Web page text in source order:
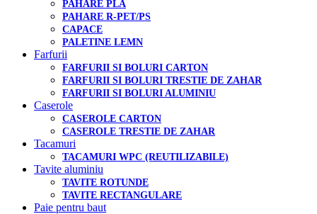
PAHARE PLA
PAHARE R-PET/PS
CAPACE
PALETINE LEMN
Farfurii
FARFURII SI BOLURI CARTON
FARFURII SI BOLURI TRESTIE DE ZAHAR
FARFURII SI BOLURI ALUMINIU
Caserole
CASEROLE CARTON
CASEROLE TRESTIE DE ZAHAR
Tacamuri
TACAMURI WPC (REUTILIZABILE)
Tavite aluminiu
TAVITE ROTUNDE
TAVITE RECTANGULARE
Paie pentru baut